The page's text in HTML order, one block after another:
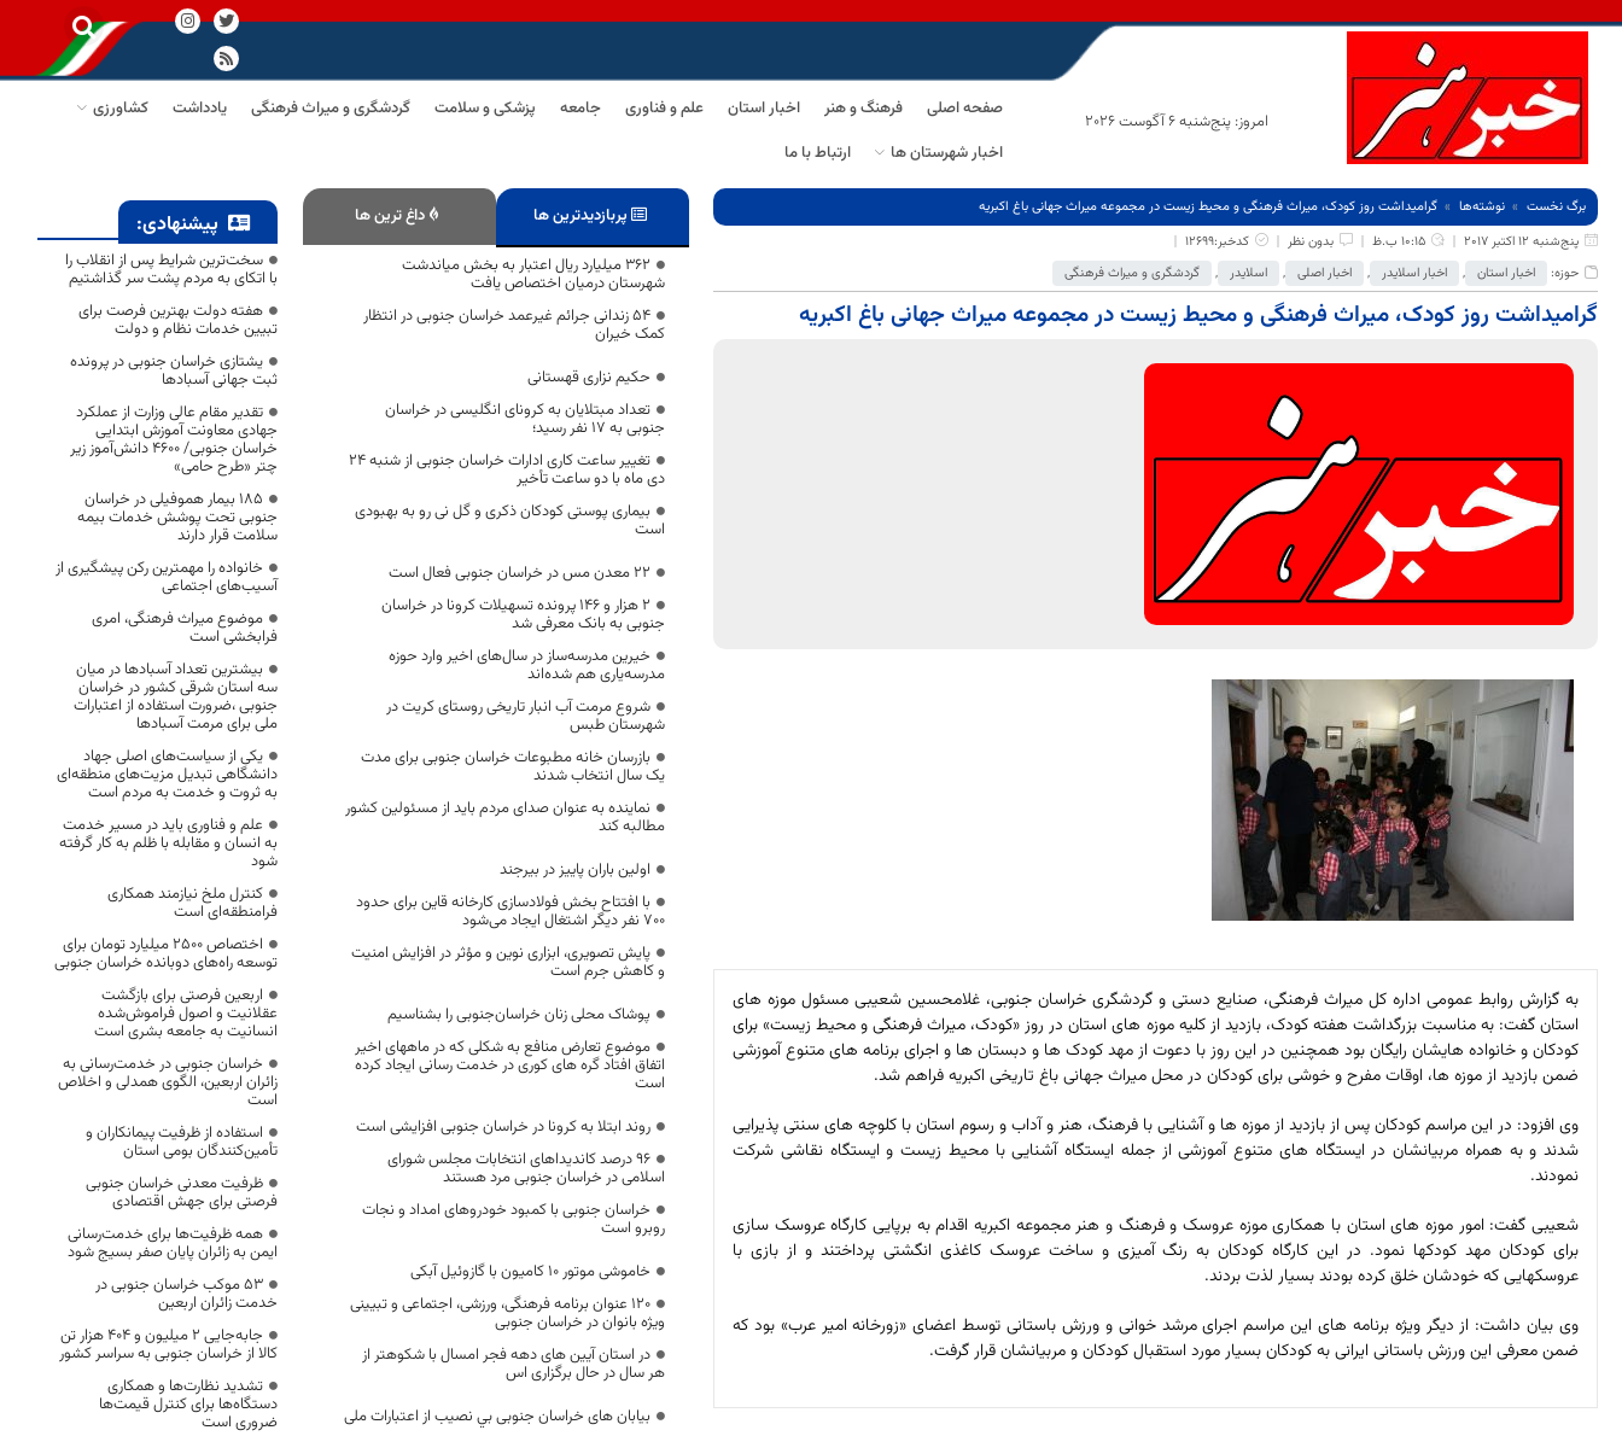
امروز: پنج‌شنبه 6 آگوست 2026
صفحه اصلی فرهنگ و هنر اخبار استان علم و فناوری جامعه پزشکی و سلامت گردشگری و میراث فرهنگی یادداشت
کشاورزی
اخبار شهرستان ها
ارتباط با ما
برگ نخست نوشته‌ها
گرامیداشت روز کودک، میراث فرهنگی و محیط زیست در مجموعه میراث جهانی باغ اکبریه
پنج‌شنبه 12 اکتبر 2017
10:15 ب.ظ بدون نظر
کدخبر:12699
حوزه:
اخبار استان , اخبار اسلایدر , اخبار اصلی , اسلایدر , گردشگری و میراث فرهنگی
گرامیداشت روز کودک، میراث فرهنگی و محیط زیست در مجموعه میراث جهانی باغ اکبریه
به گزارش روابط عمومی اداره کل میراث فرهنگی، صنایع دستی و گردشگری خراسان جنوبی، غلامحسین شعیبی مسئول موزه های
استان گفت: به مناسبت بزرگداشت هفته کودک، بازدید از کلیه موزه های استان در روز «کودک، میراث فرهنگی و محیط زیست» برای
کودکان و خانواده هایشان رایگان بود همچنین در این روز با دعوت از مهد کودک ها و دبستان ها و اجرای برنامه های متنوع آموزشی
ضمن بازدید از موزه ها، اوقات مفرح و خوشی برای کودکان در محل میراث جهانی باغ تاریخی اکبریه فراهم شد.
وی افزود: در این مراسم کودکان پس از بازدید از موزه­ ها و آشنایی با فرهنگ، هنر و آداب و رسوم استان با کلوچه های سنتی پذیرایی
شدند و به همراه مربیانشان در ایستگاه های متنوع آموزشی از جمله ایستگاه آشنایی با محیط زیست و ایستگاه نقاشی شرکت
نمودند.
شعیبی گفت: امور موزه های استان با همکاری موزه عروسک و فرهنگ و هنر مجموعه اکبریه اقدام به برپایی کارگاه عروسک سازی
برای کودکان مهد کودکها نمود. در این کارگاه کودکان به رنگ آمیزی و ساخت عروسک کاغذی انگشتی پرداختند و از بازی با
عروسکهایی که خودشان خلق کرده بودند بسیار لذت بردند.
وی بیان داشت: از دیگر ویژه برنامه های این مراسم اجرای مرشد خوانی و ورزش باستانی توسط اعضای «زورخانه امیر عرب» بود که
ضمن معرفی این ورزش باستانی ایرانی به کودکان بسیار مورد استقبال کودکان و مربیانشان قرار گرفت.
پربازدیدترین ها داغ ترین ها
۳۶۲ میلیارد ریال اعتبار به بخش میاندشت
شهرستان درمیان اختصاص یافت
۵۴ زندانی جرائم غیرعمد خراسان جنوبی در انتظار
کمک خیران
حکیم نزاری قهستانی
تعداد مبتلایان به کرونای انگلیسی در خراسان
جنوبی به 17 نفر رسید؛
تغییر ساعت کاری ادارات خراسان جنوبی از شنبه ۲۴
دی ماه با دو ساعت تأخیر
بیماری پوستی کودکان ذکری و گل نی رو به بهبودی
است
۲۲ معدن مس در خراسان جنوبی فعال است
۲ هزار و ۱۴۶ پرونده تسهیلات کرونا در خراسان
جنوبی به بانک معرفی شد
خیرین مدرسه‌ساز در سال‌های اخیر وارد حوزه
مدرسه‌یاری هم شده‌اند
شروع مرمت آب انبار تاریخی روستای کریت در
شهرستان طبس
بازرسان خانه مطبوعات خراسان جنوبی برای مدت
یک سال انتخاب شدند
نماینده به عنوان صدای مردم باید از مسئولین کشور
مطالبه کند
اولین باران پاییز در بیرجند
با افتتاح بخش فولادسازی کارخانه قاین برای حدود
۷۰۰ نفر دیگر اشتغال ایجاد می‌شود
پایش تصویری، ابزاری نوین و مؤثر در افزایش امنیت
و کاهش جرم است
پوشاک محلی زنان خراسان‌جنوبی را بشناسیم
موضوع تعارض منافع به شکلی که در ماههای اخیر
اتفاق افتاد گره های کوری در خدمت رسانی ایجاد کرده
است
روند ابتلا به کرونا در خراسان جنوبی افزایشی است
۹۶ درصد کاندیداهای انتخابات مجلس شورای
اسلامی در خراسان جنوبی مرد هستند
خراسان جنوبی با کمبود خودروهای امداد و نجات
روبرو است
خاموشی موتور 10 کامیون با گازوئیل آبکی
۱۲۰ عنوان برنامه فرهنگی، ورزشی، اجتماعی و تبیینی
ویژه بانوان در خراسان جنوبی
در استان آیین های دهه فجر امسال با شکوهتر از
هر سال در حال برگزاری اس
بیابان های خراسان جنوبی بي نصيب از اعتبارات ملی
پیشنهادی:
سخت‌ترین شرایط پس از انقلاب را
با اتکای به مردم پشت سر گذاشتیم
هفته دولت بهترین فرصت برای
تبیین خدمات نظام و دولت
یشتازی خراسان جنوبی در پرونده
ثبت جهانی آسبادها
تقدیر مقام عالی وزارت از عملکرد
جهادی معاونت آموزش ابتدایی
خراسان جنوبی/ ۴۶۰۰ دانش‌آموز زیر
چتر «طرح حامی»
۱۸۵ بیمار هموفیلی در خراسان
جنوبی تحت پوشش خدمات بیمه
سلامت قرار دارند
خانواده را مهمترین رکن پیشگیری از
آسیب‌های اجتماعی
موضوع میراث فرهنگی، امری
فرابخشی است
بیشترین تعداد آسبادها در میان
سه استان شرقی کشور در خراسان
جنوبی ،ضرورت استفاده از اعتبارات
ملی برای مرمت آسبادها
یکی از سیاست‌های اصلی جهاد
دانشگاهی تبدیل مزیت‌های منطقه‌ای
به ثروت و خدمت به مردم است
علم و فناوری باید در مسیر خدمت
به انسان و مقابله با ظلم به کار گرفته
شود
کنترل ملخ نیازمند همکاری
فرامنطقه‌ای است
اختصاص 2500 میلیارد تومان برای
توسعه راه‌های دوبانده خراسان جنوبی
اربعین فرصتی برای بازگشت
عقلانیت و اصول فراموش‌شده
انسانیت به جامعه بشری است
خراسان جنوبی در خدمت‌رسانی به
زائران اربعین، الگوی همدلی و اخلاص
است
استفاده از ظرفیت پیمانکاران و
تأمین‌کنندگان بومی استان
ظرفیت معدنی خراسان جنوبی
فرصتی برای جهش اقتصادی
همه ظرفیت‌ها برای خدمت‌رسانی
ایمن به زائران پایان صفر بسیج شود
53 موکب خراسان جنوبی در
خدمت زائران اربعین
جابه‌جایی 2 میلیون و 404 هزار تن
کالا از خراسان جنوبی به سراسر کشور
تشدید نظارت‌ها و همکاری
دستگاه‌ها برای کنترل قیمت‌ها
ضروری است